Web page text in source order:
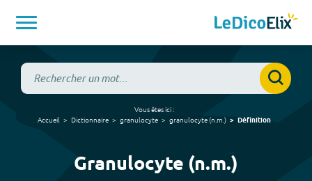
Vous êtes ici :
Accueil
Dictionnaire granulocyte granulocyte(n.m. ) Définition
Granulocyte (n.m.)